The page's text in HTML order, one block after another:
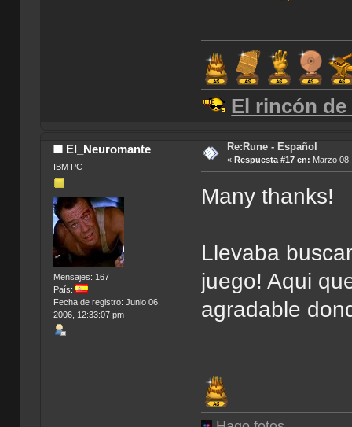
El rincón de
El_Neuromante
IBM PC
Mensajes: 167
País:
Fecha de registro: Junio 06,
2006, 12:33:07 pm
Re:Rune - Español
« Respuesta #17 en: Marzo
Many thanks!
Llevaba
juego! Aqui
agradable